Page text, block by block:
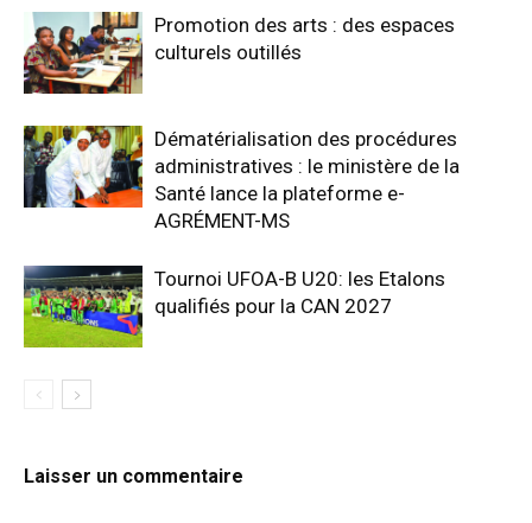
Promotion des arts : des espaces
culturels outillés
Dématérialisation des procédures
administratives : le ministère de la
Santé lance la plateforme e-
AGRÉMENT-MS
Tournoi UFOA-B U20: les Etalons
qualifiés pour la CAN 2027
Laisser un commentaire